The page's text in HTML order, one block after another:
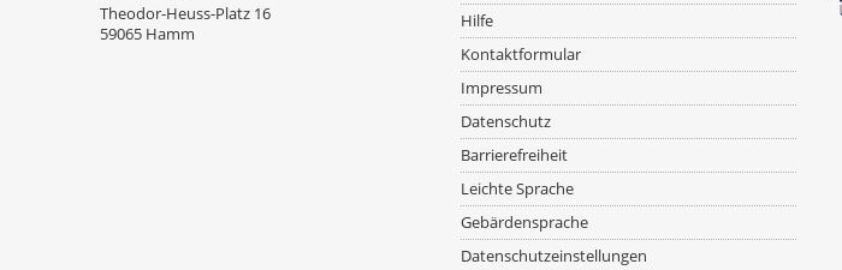
Theodor-Heuss-Platz 16
59065 Hamm
Hilfe
Kontaktformular
Impressum
Datenschutz
Barrierefreiheit
Leichte Sprache
Gebärdensprache
Datenschutzeinstellungen